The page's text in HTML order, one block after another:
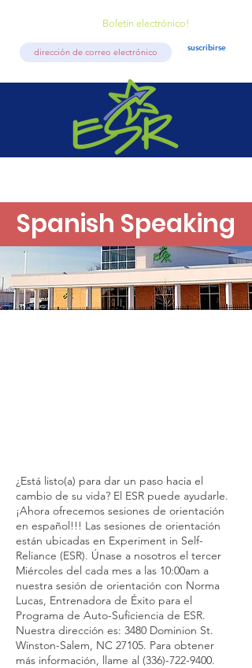
suscribirse
Boletín electrónico!
Spanish Speaking
¿Está listo(a) para dar un paso hacia el
cambio de su vida? El ESR puede ayudarle.
¡Ahora ofrecemos sesiones de orientación
en español!!! Las sesiones de orientación
están ubicadas en Experiment in Self-
Reliance (ESR). Únase a nosotros el tercer
Miércoles del cada mes a las 10:00am a
nuestra sesión de orientación con Norma
Lucas, Entrenadora de Éxito para el
Programa de Auto-Suficiencia de ESR.
Nuestra dirección es: 3480 Dominion St.
Winston-Salem, NC 27105. Para obtener
más información, llame al (336)-722-9400.